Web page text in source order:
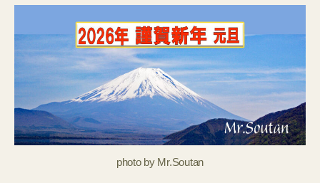
山
か
ら
始
ま
る
新
年
の
旅
photo by Mr.Soutan